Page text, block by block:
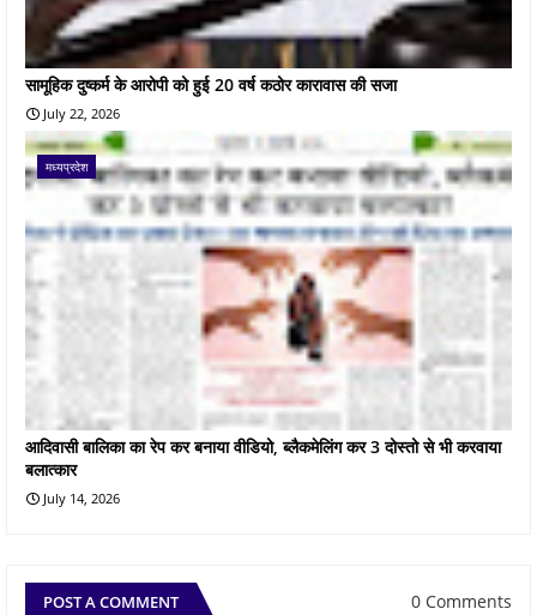
सामूहिक दुष्कर्म के आरोपी को हुई 20 वर्ष कठोर कारावास की सजा
July 22, 2026
मध्यप्रदेश
आदिवासी बालिका का रेप कर बनाया वीडियो, ब्लैकमेलिंग कर 3 दोस्तो से भी करवाया
बलात्कार
July 14, 2026
POST A COMMENT 0 Comments